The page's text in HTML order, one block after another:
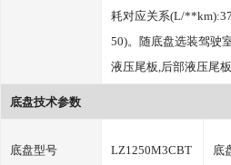
耗对应关系(L/
50)。随底盘选装驾驶
液压尾板,后部液压尾
底盘技术参数
底盘型号 LZ1250M3CBT 底